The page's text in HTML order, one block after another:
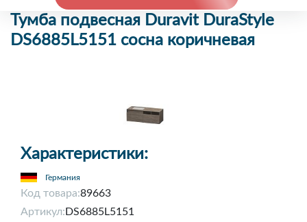
Тумба подвесная Duravit DuraStyle
DS6885L5151 сосна коричневая
Характеристики:
Германия
Код товара:89663
Артикул: DS6885L5151